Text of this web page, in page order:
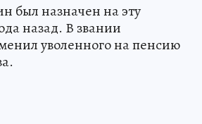
был назначен на эту
назад. В звании
уволенного на пенсию